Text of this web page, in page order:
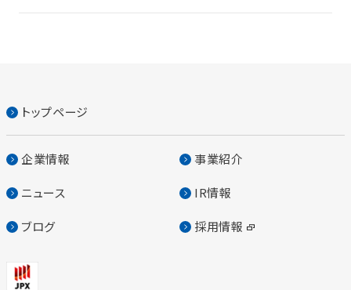
トップページ
企業情報 事業紹介
ニュース IR情報
ブログ 採用情報